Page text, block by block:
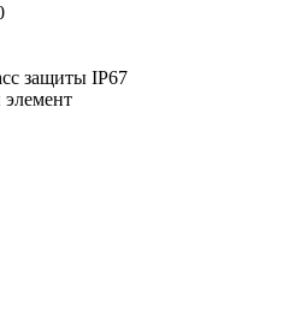
защиты IР67